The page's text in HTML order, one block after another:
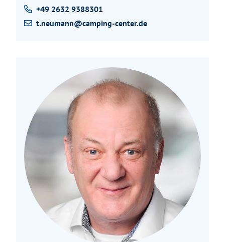
+49 2632 9388301
t.neumann@camping-center.de